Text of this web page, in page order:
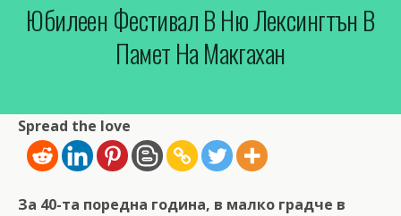
Юбилеен Фестивал В Ню Лексингтън В
Памет На Макгахан
Spread the love
За 40-та поредна година, в малко градче в